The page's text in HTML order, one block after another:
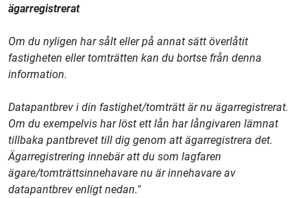
ägarregistrerat
Om du nyligen har sålt eller på annat sätt överlåtit
fastigheten eller tomträtten kan du bortse från denna
information.
Datapantbrev i din fastighet/tomträtt är nu ägarregistrerat.
Om du exempelvis har löst ett lån har långivaren lämnat
tillbaka pantbrevet till dig genom att ägarregistrera det.
Ägarregistrering innebär att du som lagfaren
ägare/tomträttsinnehavare nu är innehavare av
datapantbrev enligt nedan."